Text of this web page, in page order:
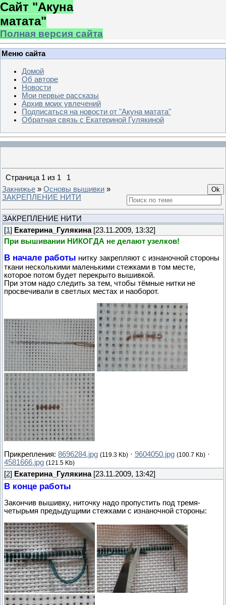
Сайт "Акуна
матата"
Полная версия сайта
Меню сайта
Домой
Об авторе
Новости
Мои первые рассказы
Архив моих увлечений
Подписаться на новости от "Акуна матата"
Обратная связь с Екатериной Гулякиной
Страница 1 из 1
1
Закнижье » Основы вышивки »
ЗАКРЕПЛЕНИЕ НИТИ
ЗАКРЕПЛЕНИЕ НИТИ
[1] Екатерина_Гулякина[23.11.2009, 13:32]
При вышивании НИКОГДА не делают узелков!
В начале работы нитку закрепляют с изнаночной стороны
ткани несколькими маленькими стежками в том месте,
которое потом будет перекрыто вышивкой.
При этом надо следить за тем, чтобы тёмные нитки не
просвечивали в светлых местах и наоборот.
Прикрепления: 8696284.jpg (119.3 Kb) · 9604050.jpg (100.7 Kb) ·
4581666.jpg (121.5 Kb)
[2] Екатерина_Гулякина[23.11.2009, 13:42]
В конце работы
Закончив вышивку, ниточку надо пропустить под тремя-
четырьмя предыдущими стежками с изнаночной стороны: